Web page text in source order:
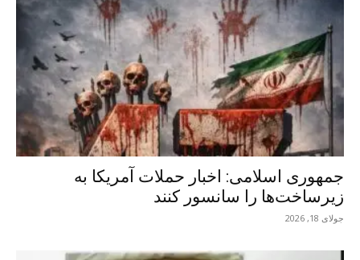
جمهوری اسلامی: اخبار حملات آمریکا به
زیرساخت‌ها را سانسور کنند
جولای 18, 2026